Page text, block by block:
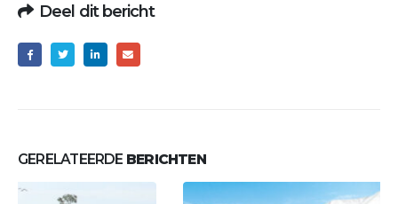
Deel dit bericht
GERELATEERDE BERICHTEN